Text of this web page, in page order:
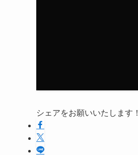
シェアをお願いいたします！